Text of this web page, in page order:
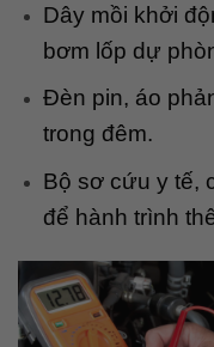
Dây mồi khởi
bơm lốp dự
Đèn pin, áo
trong đêm.
Bộ sơ cứu y tế,
để hành trình